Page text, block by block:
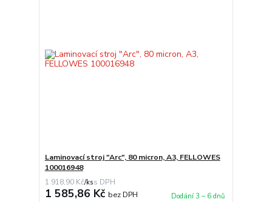
Laminovací stroj "Arc", 80 micron, A3, FELLOWES
100016948
1 918,90 Kč/ks
1 585,86 Kč bez DPH Dodání 3 – 6 dnů